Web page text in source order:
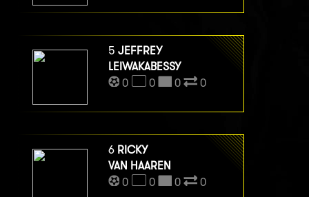
5 JEFFREY
LEIWAKABESSY
0
0 0 0
6 RICKY
VAN HAAREN
0
0 0 0